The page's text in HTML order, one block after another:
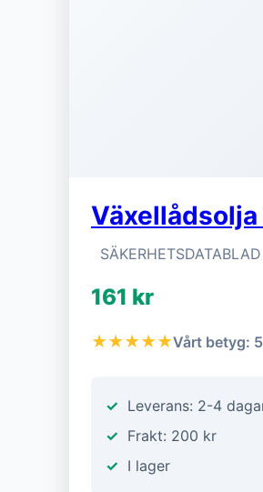
SÄKERHETSDATABLAD
161 kr
★★★★★Vårt betyg:
Leverans: 2-4
Frakt: 200 kr
I lager